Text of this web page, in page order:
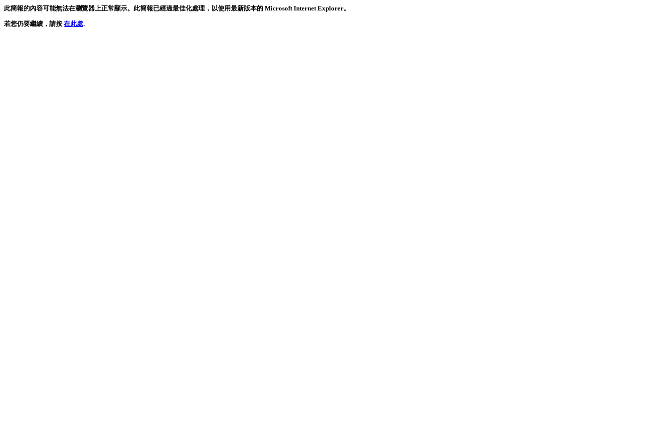
此簡報的內容可能無法在瀏覽器上正常顯示。此簡報已經過最佳化處理，以使用最新版本的 Microsoft Internet Explorer。
若您仍要繼續，請按 在此處.